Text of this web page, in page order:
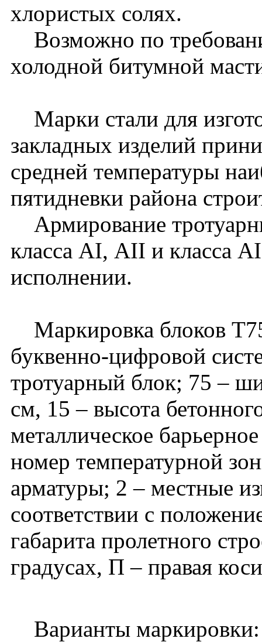
хлористых солях.
Возможно по
холодной битумной
Марки стали для
закладных изделий
средней температуры
пятидневки района
Армирование
класса АI, АII и класса
исполнении.
Маркировка блоков
буквенно-цифровой
тротуарный блок; 75 –
см, 15 – высота
металлическое
номер температурной
арматуры; 2 – местные
соответствии с
габарита пролетного
градусах, П – правая
Варианты маркировки: